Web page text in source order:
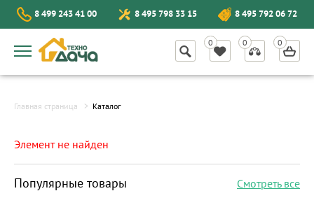
8 499 243 41 00 8 495 798 33 15 8 495 792 06 72
Главная страница Каталог
Элемент не найден
Популярные товары Смотреть все